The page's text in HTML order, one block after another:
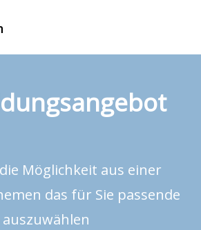
Möglichkeit aus einer
das für Sie passende
auszuwählen